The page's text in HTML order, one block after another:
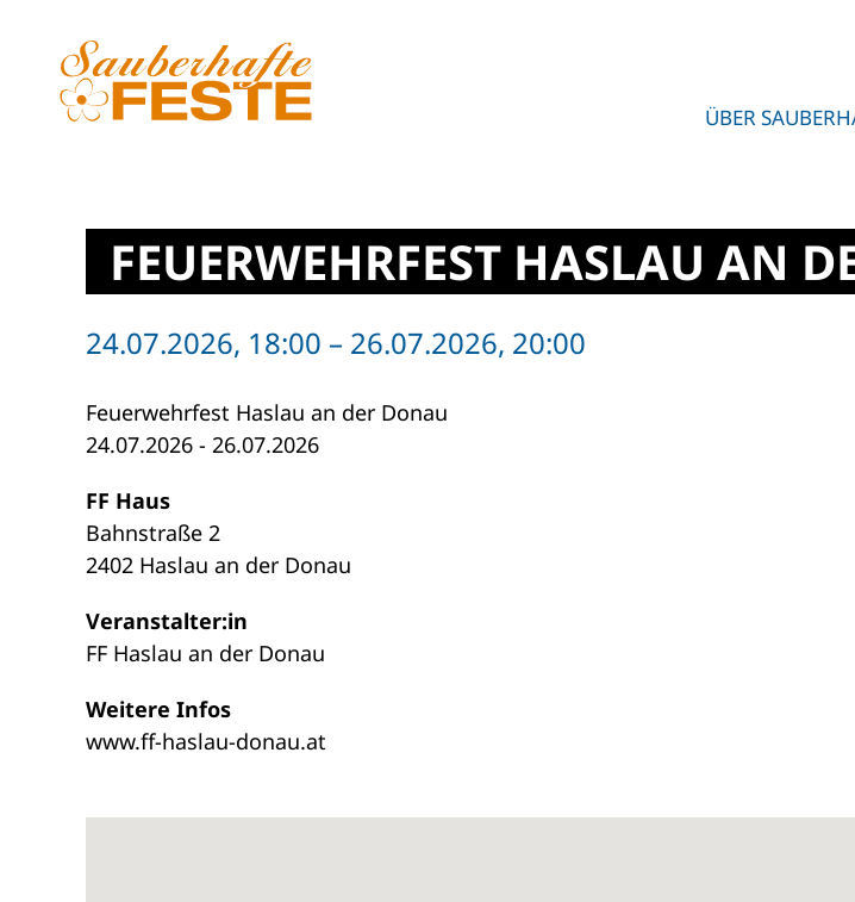
Zum Hauptinhalt springen
ÜBER
FEUERWEHRFEST HASLAU AN
24.07.2026, 18:00 – 26.07.2026, 20:00
Feuerwehrfest Haslau an der Donau
24.07.2026 - 26.07.2026
FF Haus
Bahnstraße 2
2402 Haslau an der Donau
Veranstalter:in
FF Haslau an der Donau
Weitere Infos
www.ff-haslau-donau.at